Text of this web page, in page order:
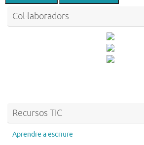
Col·laboradors
Recursos TIC
Aprendre a escriure